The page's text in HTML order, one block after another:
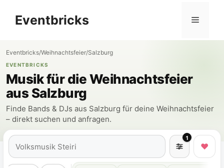
InhaltEventbricks Menü
Eventbricks/Weihnachtsfeier/Salzburg
EVENTBRICKS
Musik für die Weihnachtsfeier
aus Salzburg
Finde Bands & DJs aus Salzburg für deine Weihnachtsfeier
– direkt suchen und anfragen.
Suchen 1
♥